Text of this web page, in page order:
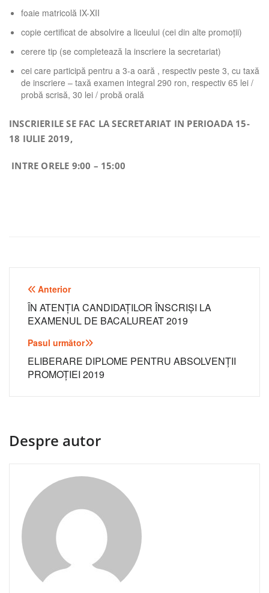
foaie matricolă IX-XII
copie certificat de absolvire a liceului (cei din alte promoţii)
cerere tip (se completează la inscriere la secretariat)
cei care participă pentru a 3-a oară , respectiv peste 3, cu taxă
de inscriere – taxă examen integral 290 ron, respectiv 65 lei /
probă scrisă, 30 lei / probă orală
INSCRIERILE SE FAC LA SECRETARIAT IN PERIOADA 15-
18 IULIE 2019,
INTRE ORELE 9:00 – 15:00
Navigare
în
articole
Anterior
ÎN ATENŢIA CANDIDAŢILOR ÎNSCRIŞI LA
EXAMENUL DE BACALUREAT 2019
Pasul următor
ELIBERARE DIPLOME PENTRU ABSOLVENŢII
PROMOŢIEI 2019
Despre autor